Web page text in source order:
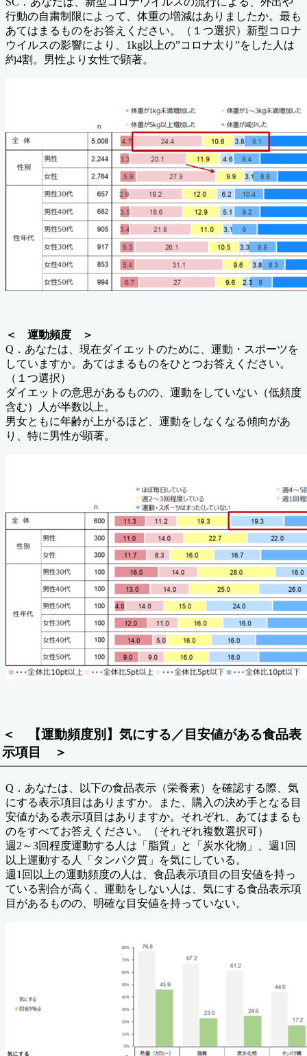
行動の自粛制限によって、体重の増減はありましたか。最も
あてはまるものをお答えください。（１つ選択）新型コロナ
ウイルスの影響により、1kg以上の”コロナ太り”をした人は
約4割。男性より女性で顕著。
＜ 運動頻度 ＞
Q．あなたは、現在ダイエットのために、運動・スポーツを
していますか。あてはまるものをひとつお答えください。
（１つ選択）
ダイエットの意思があるものの、運動をしていない（低頻度
含む）人が半数以上。
男女ともに年齢が上がるほど、運動をしなくなる傾向があ
り、特に男性が顕著。
＜ 【運動頻度別】気にする／目安値がある食品表
示項目 ＞
Q．あなたは、以下の食品表示（栄養素）を確認する際、気
にする表示項目はありますか。また、購入の決め手となる目
安値がある表示項目はありますか。それぞれ、あてはまるも
のをすべてお答えください。（それぞれ複数選択可）
週2～3回程度運動する人は「脂質」と「炭水化物」、週1回
以上運動する人「タンパク質」を気にしている。
週1回以上の運動頻度の人は、食品表示項目の目安値を持っ
ている割合が高く、運動をしない人は、気にする食品表示項
目があるものの、明確な目安値を持っていない。